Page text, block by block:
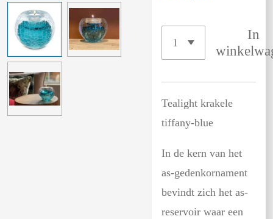
In
Tealight krakele
tiffany-blue
In de kern van het
as-gedenkornament
bevindt zich het as-
reservoir waar een